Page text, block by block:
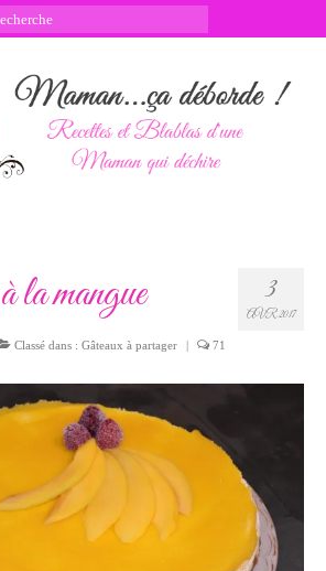
3
AVR 2017
la mangue
Classé dans : Gâteaux à partager | 71